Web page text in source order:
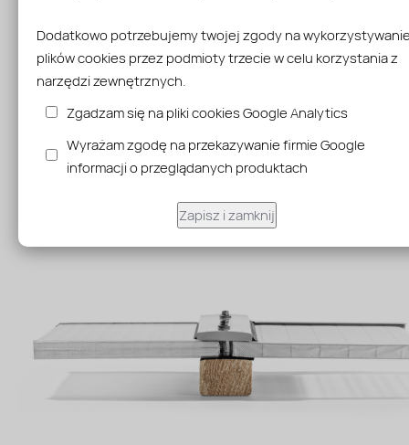
Dodatkowo potrzebujemy twojej zgody na
plików cookies przez podmioty trzecie w celu korzystania z
narzędzi zewnętrznych.
Zgadzam się na pliki cookies Google Analytics
Wyrażam zgodę na przekazywanie firmie Google
informacji o przeglądanych produktach
Zapisz i zamknij
kształtów i potrzeb projektu.
Łatwa Instalacja
Dzięki lekkości i elastyczności, płyty z poliwęglanu
są stosunkowo proste w montażu, co przyspiesza proces